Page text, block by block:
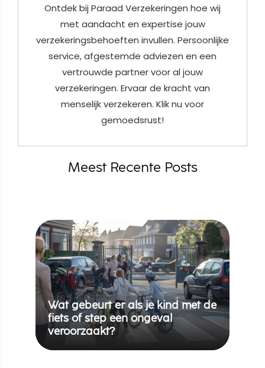
Ontdek bij Paraad Verzekeringen hoe wij
met aandacht en expertise jouw
verzekeringsbehoeften invullen. Persoonlijke
service, afgestemde adviezen en een
vertrouwde partner voor al jouw
verzekeringen. Ervaar de kracht van
menselijk verzekeren. Klik nu voor
gemoedsrust!
Meest Recente Posts
Wat gebeurt er als je kind met de
fiets of step een ongeval
veroorzaakt?